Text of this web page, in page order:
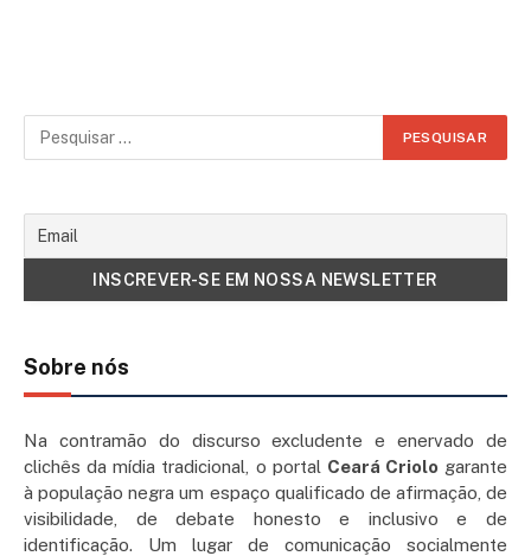
Sobre nós
Na contramão do discurso excludente e enervado de
clichês da mídia tradicional, o portal Ceará Criolo garante
à população negra um espaço qualificado de afirmação, de
visibilidade, de debate honesto e inclusivo e de
identificação. Um lugar de comunicação socialmente